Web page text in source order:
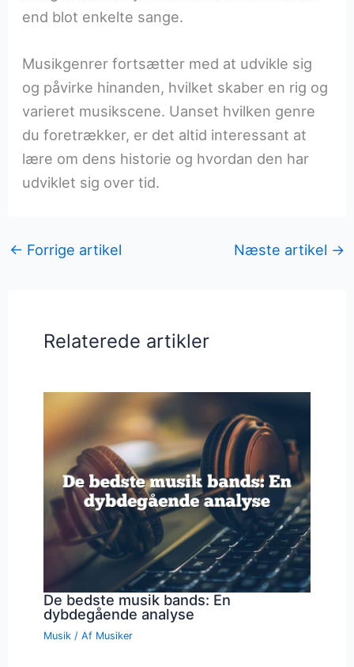
end blot enkelte sange.
Musikgenrer fortsætter med at udvikle sig
og påvirke hinanden, hvilket skaber en rig og
varieret musikscene. Uanset hvilken genre
du foretrækker, er det altid interessant at
lære om dens historie og hvordan den har
udviklet sig over tid.
← Forrige artikel Næste artikel →
Relaterede artikler
De bedste musik bands: En
dybdegående analyse
Musik / Af Musiker